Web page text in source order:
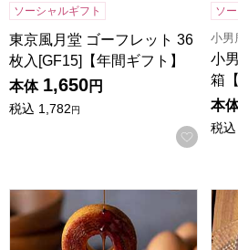
ソーシャルギフト
東京風月堂 ゴーフレット 36
枚入[GF15]【年間ギフト】
本体 1,650円
税込 1,782円
お気
ソ
小男
小
箱
本
税込
森の庭 焦がしキャラメルがしみ森